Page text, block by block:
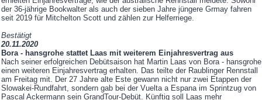
der 36-jährige Bookwalter als auch der sieben Jahre jüngere Grmay fahren
seit 2019 für Mitchelton Scott und zählen zur Helferriege.
Bestätigt
20.11.2020
Bora - hansgrohe stattet Laas mit weiterem Einjahresvertrag aus
Nach seiner erfolgreichen Debütsaison hat Martin Laas von Bora - hansgrohe
einen weiteren Einjahresvertrag erhalten. Das teilte der Raublinger Rennstall
am Freitag mit. Der 27 Jahre alte Este gewann nicht nur zwei Etappen der
Slowakei-Rundfahrt, sondern gab bei der Vuelta a Espana im Sprintzug von
Pascal Ackermann sein GrandTour-Debüt. Künftig soll Laas mehr